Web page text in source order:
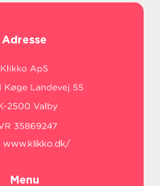
Adresse
www.klikko.dk/
Menu